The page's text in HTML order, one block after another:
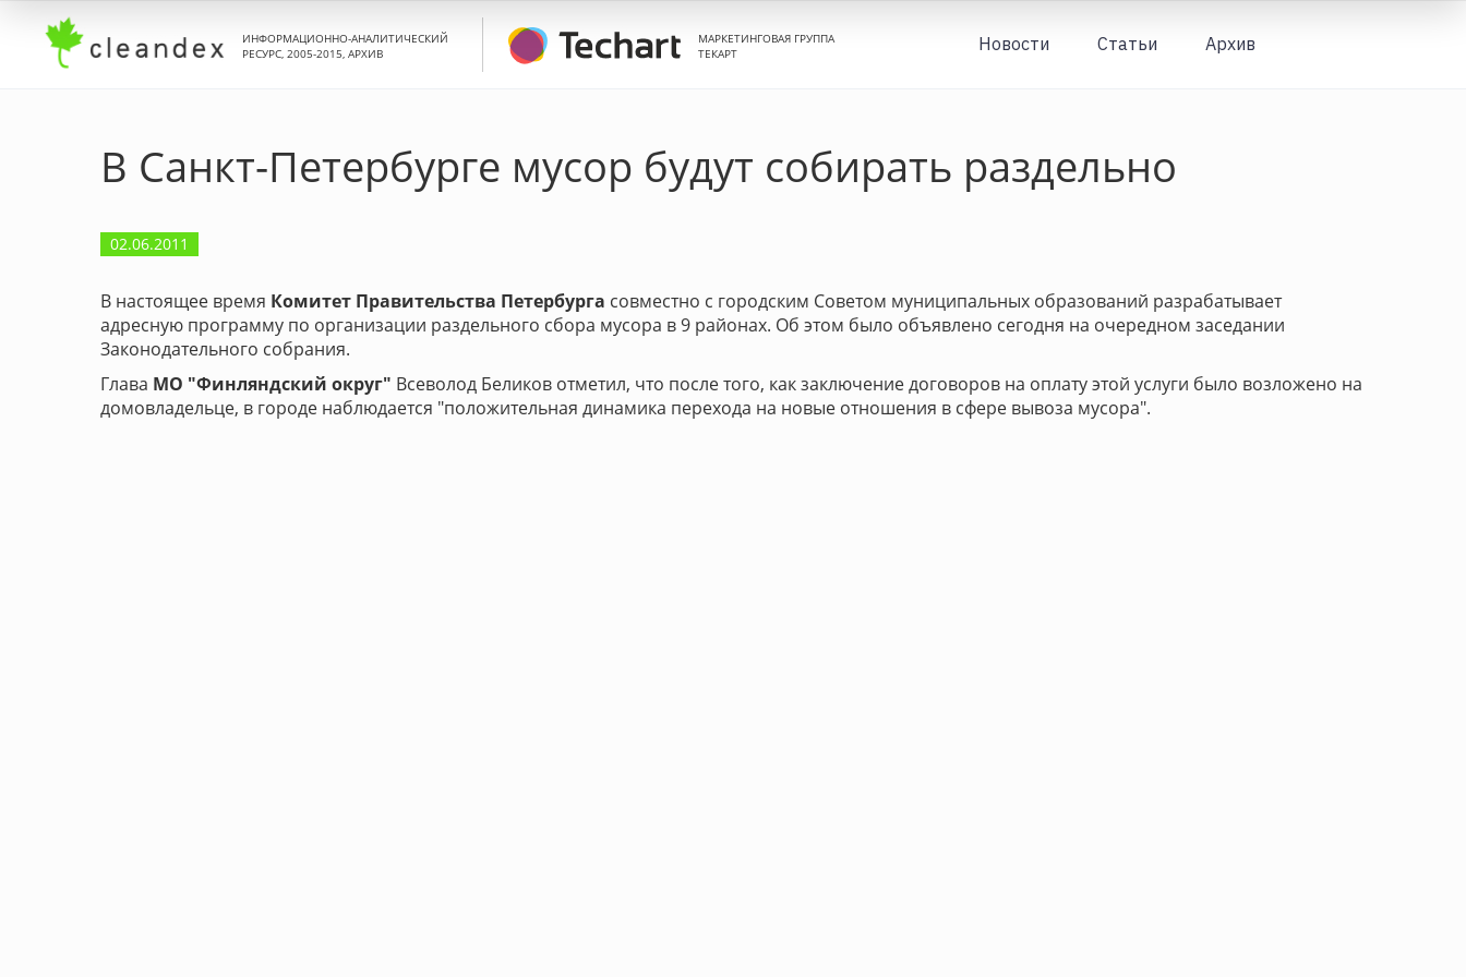
ИНФОРМАЦИОННО-АНАЛИТИЧЕСКИЙ
РЕСУРС, 2005-2015, АРХИВ
МАРКЕТИНГОВАЯ ГРУППА
ТЕКАРТ
Новости Статьи Архив
В Санкт-Петербурге мусор будут собирать раздельно
02.06.2011
В настоящее время Комитет Правительства Петербурга совместно с городским Советом муниципальных образований разрабатывает
адресную программу по организации раздельного сбора мусора в 9 районах. Об этом было объявлено сегодня на очередном заседании
Законодательного собрания.
Глава МО "Финляндский округ" Всеволод Беликов отметил, что после того, как заключение договоров на оплату этой услуги было возложено на
домовладельце, в городе наблюдается "положительная динамика перехода на новые отношения в сфере вывоза мусора".